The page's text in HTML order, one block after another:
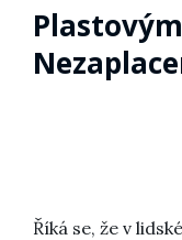
Říká se, že v